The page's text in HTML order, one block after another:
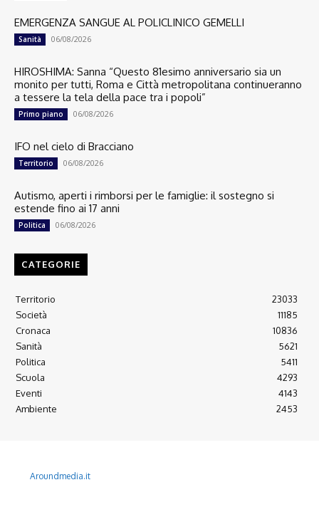
EMERGENZA SANGUE AL POLICLINICO GEMELLI
Sanità 06/08/2026
HIROSHIMA: Sanna “Questo 81esimo anniversario sia un
monito per tutti, Roma e Città metropolitana continueranno
a tessere la tela della pace tra i popoli”
Primo piano 06/08/2026
IFO nel cielo di Bracciano
Territorio 06/08/2026
Autismo, aperti i rimborsi per le famiglie: il sostegno si
estende fino ai 17 anni
Politica 06/08/2026
CATEGORIE
Territorio
23033
Società
11185
Cronaca
10836
Sanità
5621
Politica
5411
Scuola
4293
Eventi
4143
Ambiente
2453
Aroundmedia.it